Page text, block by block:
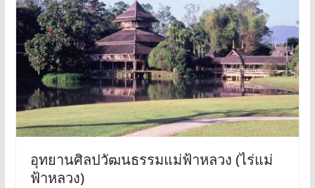
อุทยานศิลปวัฒนธรรมแม่ฟ้าหลวง (ไร่แม่
ฟ้าหลวง)